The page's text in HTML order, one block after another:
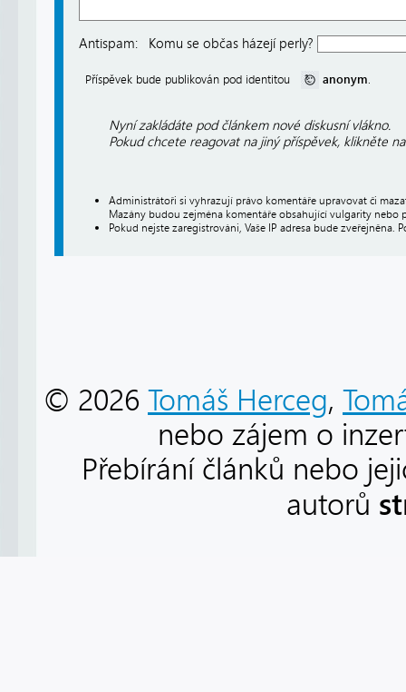
Antispam: Komu se občas házejí perly?
Příspěvek bude publikován pod identitou anonym.
Nyní zakládáte pod článkem nové diskusní vlákno.
Pokud chcete reagovat na jiný příspěvek, klikněte
Administrátoři si vyhrazují právo komentáře upravovat či
Mazány budou zejména komentáře obsahující vulgarity nebo
Pokud nejste zaregistrováni, Vaše IP adresa bude
© 2026 Tomáš Herceg,
nebo zájem o
Přebírání článků nebo
autorů